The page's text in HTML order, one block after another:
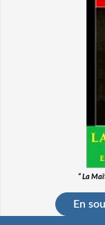
“ La
En